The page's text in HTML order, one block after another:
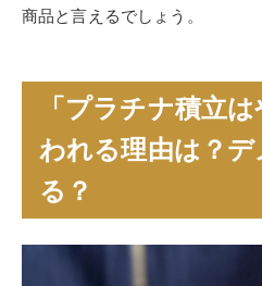
商品と言えるでしょう。
「プラチナ積立
われる理由は？
る？